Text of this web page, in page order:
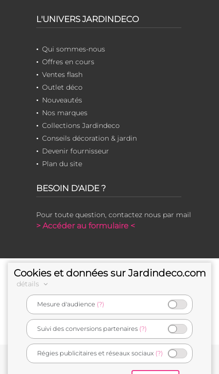
L'UNIVERS JARDINDECO
Qui sommes-nous
Offres en cours
Ventes flash
Outlet déco
Nouveautés
Nos marques
Collections Jardindeco
Conseils décoration & jardin
Devenir fournisseur
Plan du site
BESOIN D'AIDE ?
Pour toute question, contactez nous par mail
> Accéder au formulaire <
e-commerçant français
Cookies et données sur Jardindeco.com
détails
Mesure d'audience (?)
Suivi des conversions partenaires (?)
Régies publicitaires et réseaux sociaux (?)